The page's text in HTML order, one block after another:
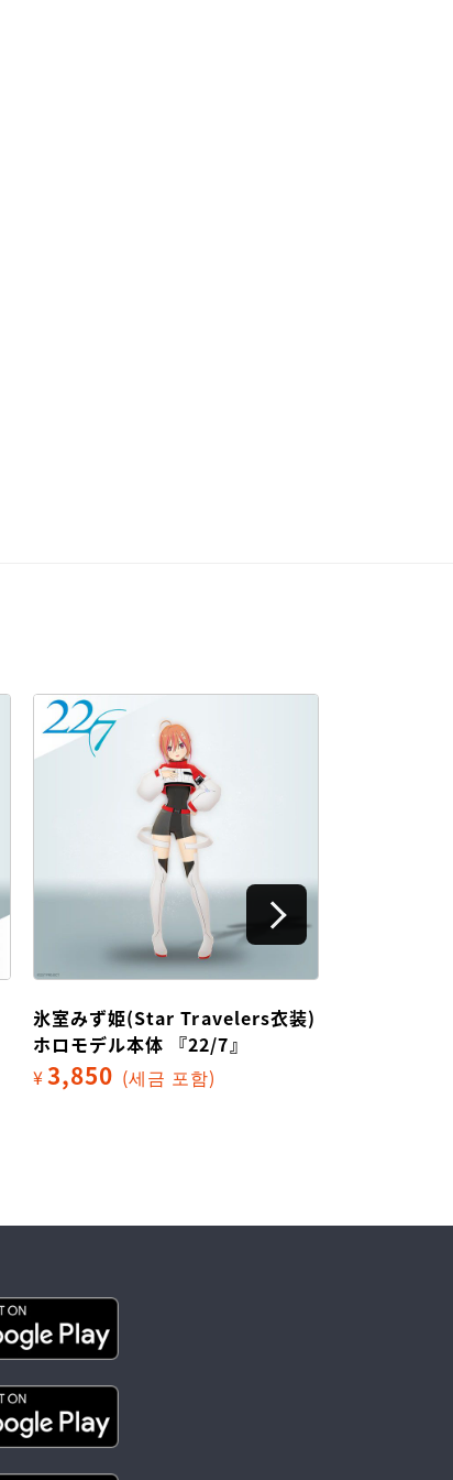
氷室みず姫(Star Travelers衣装)
ホロモデル本体 『22/7』
¥3,850 (세금 포함)